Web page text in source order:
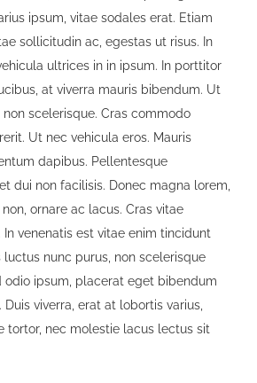
ipsum, vitae sodales erat. Etiam
sollicitudin ac, egestas ut risus. In
ultrices in in ipsum. In porttitor
at viverra mauris bibendum. Ut
scelerisque. Cras commodo
Ut nec vehicula eros. Mauris
dapibus. Pellentesque
dui non facilisis. Donec magna lorem,
ornare ac lacus. Cras vitae
venenatis est vitae enim tincidunt
luctus nunc purus, non scelerisque
odio ipsum, placerat eget bibendum
Duis viverra, erat at lobortis varius,
tortor, nec molestie lacus lectus sit